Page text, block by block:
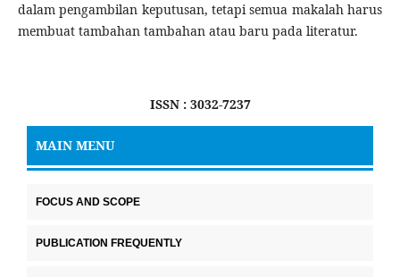
dalam pengambilan keputusan, tetapi semua makalah harus
membuat tambahan tambahan atau baru pada literatur.
ISSN : 3032-7237
MAIN MENU
FOCUS AND SCOPE
PUBLICATION FREQUENTLY